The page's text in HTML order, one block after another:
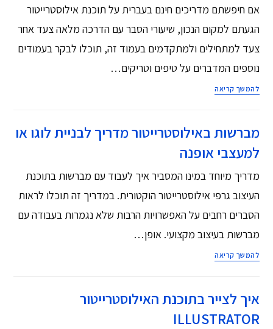
אם חיפשתם מדריכים חינם בעברית על תוכנת אילוסטרייטור
הגעתם למקום הנכון, שיעורי הסבר עם הדרכה מלאה צעד אחר
צעד למתחילים ולמתקדמים בעמוד זה, תוכלו לבקר בעמודים
נוספים המדברים על טיפים וטריקים…
להמשך קריאה
מברשות באילוסטרייטור מדריך לבניית לוגו או
למעצבי אופנה
מדריך מיוחד במינו המסביר איך לעבוד עם מברשות בתוכנת
העיצוב גרפי אילוסטרייטור הוקטורית. במדריך זה תוכלו לראות
הסברים רחבים על האפשרויות הרבות שלא נגמרות בעבודה עם
מברשות בעיצוב מקצועי. אופן…
להמשך קריאה
איך לצייר בתוכנת האילוסטרייטור
ILLUSTRATOR